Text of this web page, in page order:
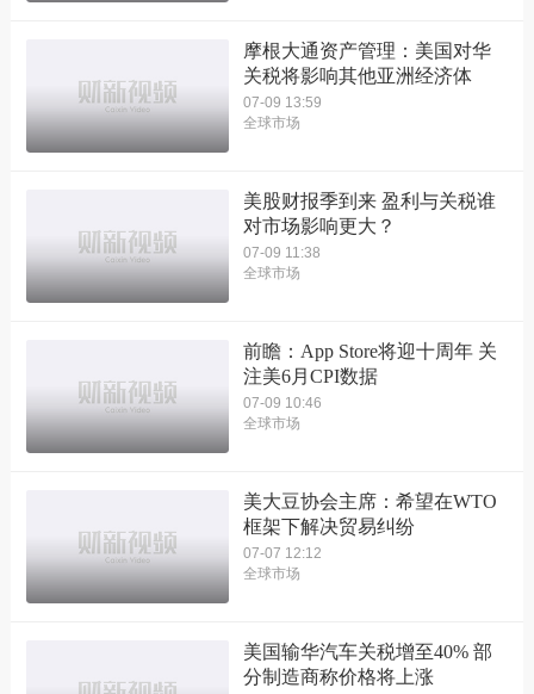
摩根大通资产管理：美国对华
关税将影响其他亚洲经济体
07-09 13:59
全球市场
美股财报季到来 盈利与关税谁
对市场影响更大？
07-09 11:38
全球市场
前瞻：App Store将迎十周年 关
注美6月CPI数据
07-09 10:46
全球市场
美大豆协会主席：希望在WTO
框架下解决贸易纠纷
07-07 12:12
全球市场
美国输华汽车关税增至40% 部
分制造商称价格将上涨